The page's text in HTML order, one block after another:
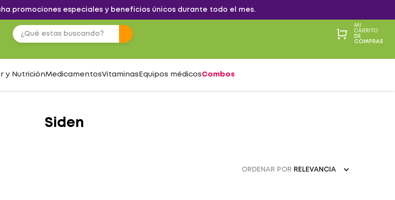
promociones especiales y beneficios únicos durante todo el mes.
MI
CARRITO
DE
COMPRAS
y NutriciónMedicamentosVitaminas Equipos médicosCombos
Siden
ORDENAR POR RELEVANCIA